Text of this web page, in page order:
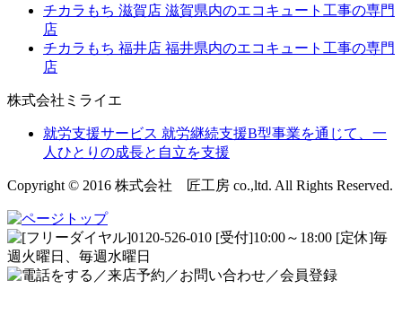
チカラもち 滋賀店 滋賀県内のエコキュート工事の専門
店
チカラもち 福井店 福井県内のエコキュート工事の専門
店
株式会社ミライエ
就労支援サービス 就労継続支援B型事業を通じて、一
人ひとりの成長と自立を支援
Copyright © 2016 株式会社 匠工房 co.,ltd. All Rights Reserved.